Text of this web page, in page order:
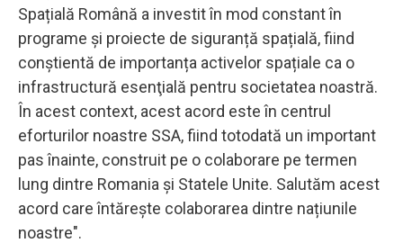
Spațială Română a investit în mod constant în
programe și proiecte de siguranță spațială, fiind
conștientă de importanța activelor spațiale ca o
infrastructură esenţială pentru societatea noastră.
În acest context, acest acord este în centrul
eforturilor noastre SSA, fiind totodată un important
pas înainte, construit pe o colaborare pe termen
lung dintre Romania și Statele Unite. Salutăm acest
acord care întăreşte colaborarea dintre națiunile
noastre".